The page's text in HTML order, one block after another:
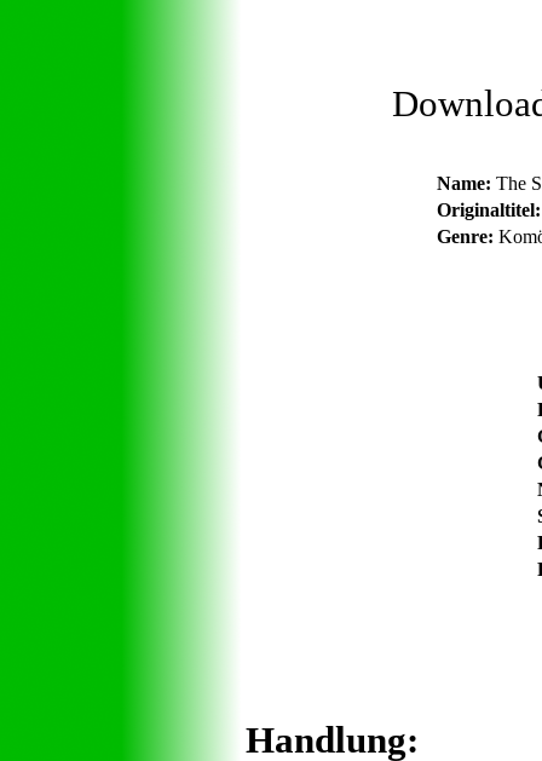
Name: The
Originaltitel:
Genre:
Handlung: